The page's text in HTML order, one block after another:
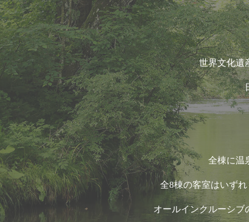
世界文化遺
全棟に温
全8棟の客室はいず
オールインクルーシブ